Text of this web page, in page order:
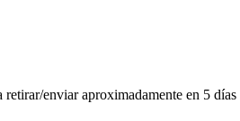
enviar aproximadamente en 5